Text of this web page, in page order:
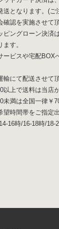
送となります。(
確認を実施させて
ピングローン決済
す。
ビスや宅配BOX
輸にて配送させて
以上で送料は当店
未満は全国一律￥
望時間帯をご指定
16時/16-18時/18-